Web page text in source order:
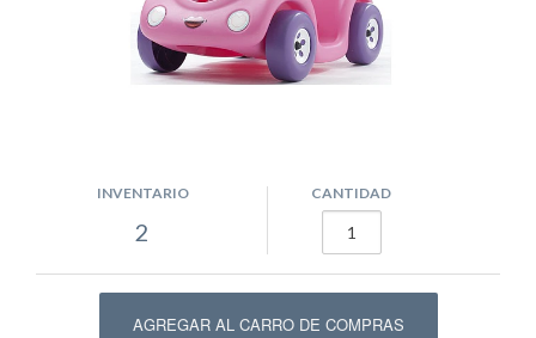
INVENTARIO
2
CANTIDAD